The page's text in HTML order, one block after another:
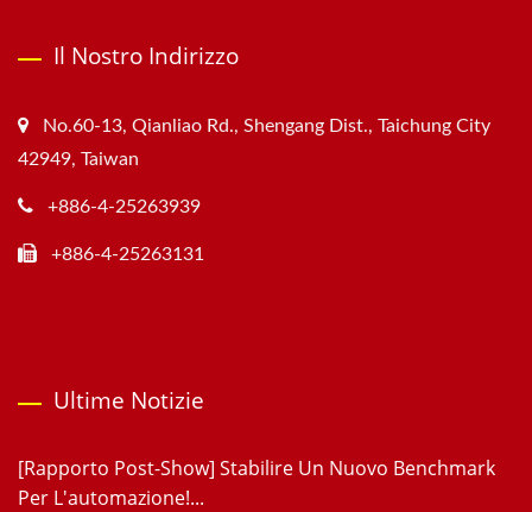
Il Nostro Indirizzo
No.60-13, Qianliao Rd., Shengang Dist., Taichung City
42949, Taiwan
+886-4-25263939
+886-4-25263131
Ultime Notizie
[Rapporto Post-Show] Stabilire Un Nuovo Benchmark
Per L'automazione!...